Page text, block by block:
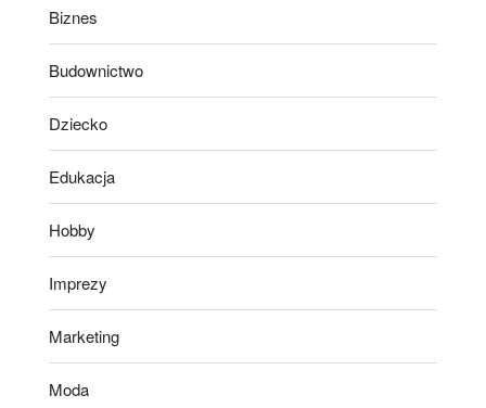
Biznes
Budownictwo
Dziecko
Edukacja
Hobby
Imprezy
Marketing
Moda